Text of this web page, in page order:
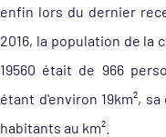
enfin lors du dernier
2016, la population de la
19560 était de 966
étant d'environ 19km²,
habitants au km².